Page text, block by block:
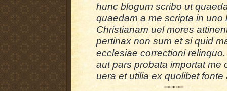
hunc blogum scribo ut
quaedam a me scripta in
Christianam uel mores
pertinax non sum et si quid
ecclesiae correctioni
aut pars probata importat me
uera et utilia ex quolibet fonte